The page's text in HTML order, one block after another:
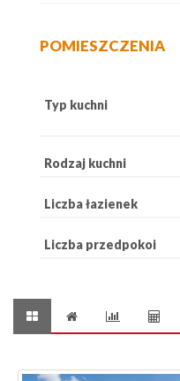
POMIESZCZENIA
Typ kuchni
Rodzaj kuchni
Liczba łazienek
Liczba przedpokoi